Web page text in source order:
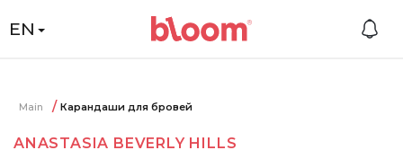
EN
Main Карандаши для бровей
ANASTASIA BEVERLY HILLS